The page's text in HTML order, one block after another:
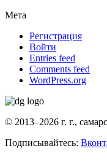
Мета
Регистрация
Войти
Entries feed
Comments feed
WordPress.org
© 2013–2026 г. г.,
Подписывайтесь: